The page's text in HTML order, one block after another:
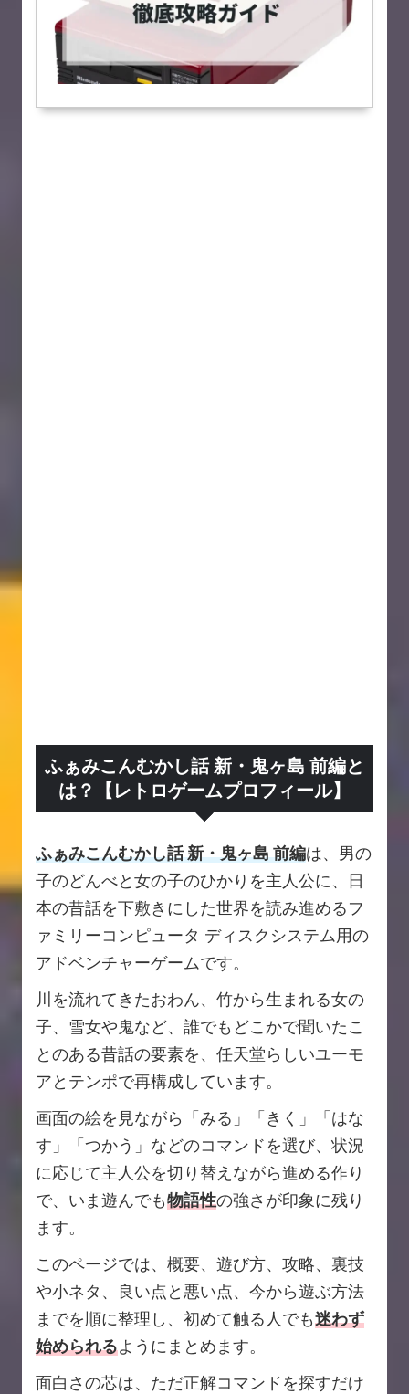
ふぁみこんむかし話 新・鬼ヶ島 前編と
は？【レトロゲームプロフィール】
ふぁみこんむかし話 新・鬼ヶ島 前編は、男の
子のどんべと女の子のひかりを主人公に、日
本の昔話を下敷きにした世界を読み進めるフ
ァミリーコンピュータ ディスクシステム用の
アドベンチャーゲームです。
川を流れてきたおわん、竹から生まれる女の
子、雪女や鬼など、誰でもどこかで聞いたこ
とのある昔話の要素を、任天堂らしいユーモ
アとテンポで再構成しています。
画面の絵を見ながら「みる」「きく」「はな
す」「つかう」などのコマンドを選び、状況
に応じて主人公を切り替えながら進める作り
で、いま遊んでも物語性の強さが印象に残り
ます。
このページでは、概要、遊び方、攻略、裏技
や小ネタ、良い点と悪い点、今から遊ぶ方法
までを順に整理し、初めて触る人でも迷わず
始められるようにまとめます。
面白さの芯は、ただ正解コマンドを探すだけ